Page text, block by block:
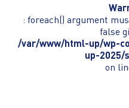
: foreach() argument
false
/var/www/html-up/wp-
up-2025/
on